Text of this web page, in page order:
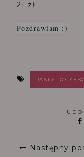
21 zł.
Pozdrawiam :)
PASTA DO
Następny